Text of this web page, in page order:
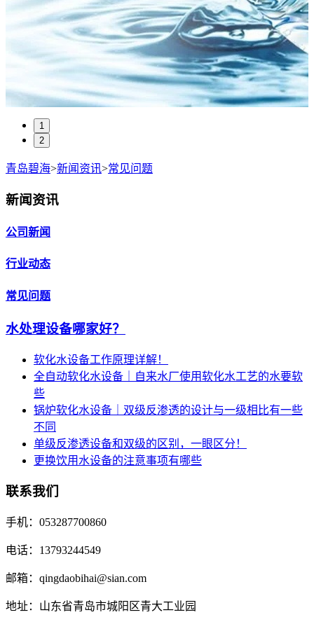
1
2
青岛碧海>新闻资讯>常见问题
新闻资讯
公司新闻
行业动态
常见问题
水处理设备哪家好？
软化水设备工作原理详解！
全自动软化水设备｜自来水厂使用软化水工艺的水要软
些
锅炉软化水设备｜双级反渗透的设计与一级相比有一些
不同
单级反渗透设备和双级的区别，一眼区分！
更换饮用水设备的注意事项有哪些
联系我们
手机：053287700860
电话：13793244549
邮箱：qingdaobihai@sian.com
地址：山东省青岛市城阳区青大工业园